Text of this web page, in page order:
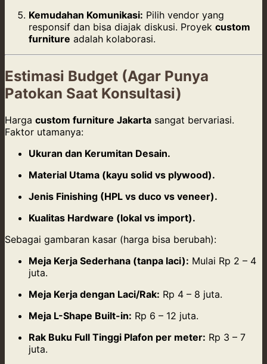
Kemudahan Komunikasi: Pilih vendor yang
responsif dan bisa diajak diskusi. Proyek custom
furniture adalah kolaborasi.
Estimasi Budget (Agar Punya
Patokan Saat Konsultasi)
Harga custom furniture Jakarta sangat bervariasi.
Faktor utamanya:
Ukuran dan Kerumitan Desain.
Material Utama (kayu solid vs plywood).
Jenis Finishing (HPL vs duco vs veneer).
Kualitas Hardware (lokal vs import).
Sebagai gambaran kasar (harga bisa berubah):
Meja Kerja Sederhana (tanpa laci): Mulai Rp 2 – 4
juta.
Meja Kerja dengan Laci/Rak: Rp 4 – 8 juta.
Meja L-Shape Built-in: Rp 6 – 12 juta.
Rak Buku Full Tinggi Plafon per meter: Rp 3 – 7
juta.